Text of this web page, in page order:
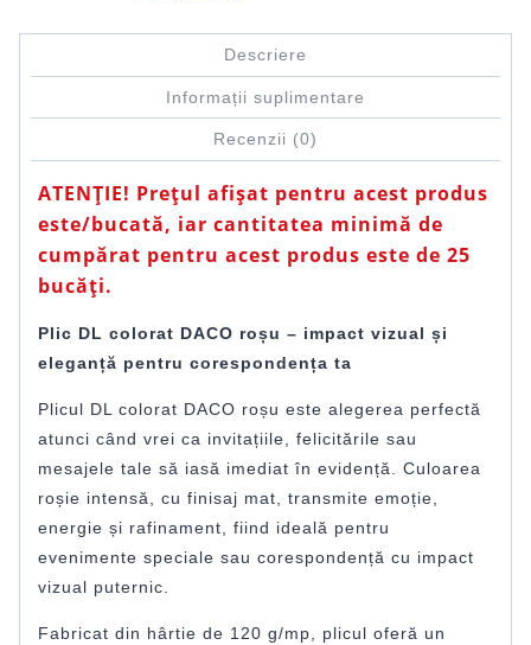
Descriere
Informații suplimentare
Recenzii (0)
ATENȚIE! Prețul afișat pentru acest produs
este/bucată, iar cantitatea minimă de
cumpărat pentru acest produs este de 25
bucăți.
Plic DL colorat DACO roșu – impact vizual și
eleganță pentru corespondența ta
Plicul DL colorat DACO roșu este alegerea perfectă
atunci când vrei ca invitațiile, felicitările sau
mesajele tale să iasă imediat în evidență. Culoarea
roșie intensă, cu finisaj mat, transmite emoție,
energie și rafinament, fiind ideală pentru
evenimente speciale sau corespondență cu impact
vizual puternic.
Fabricat din hârtie de 120 g/mp, plicul oferă un